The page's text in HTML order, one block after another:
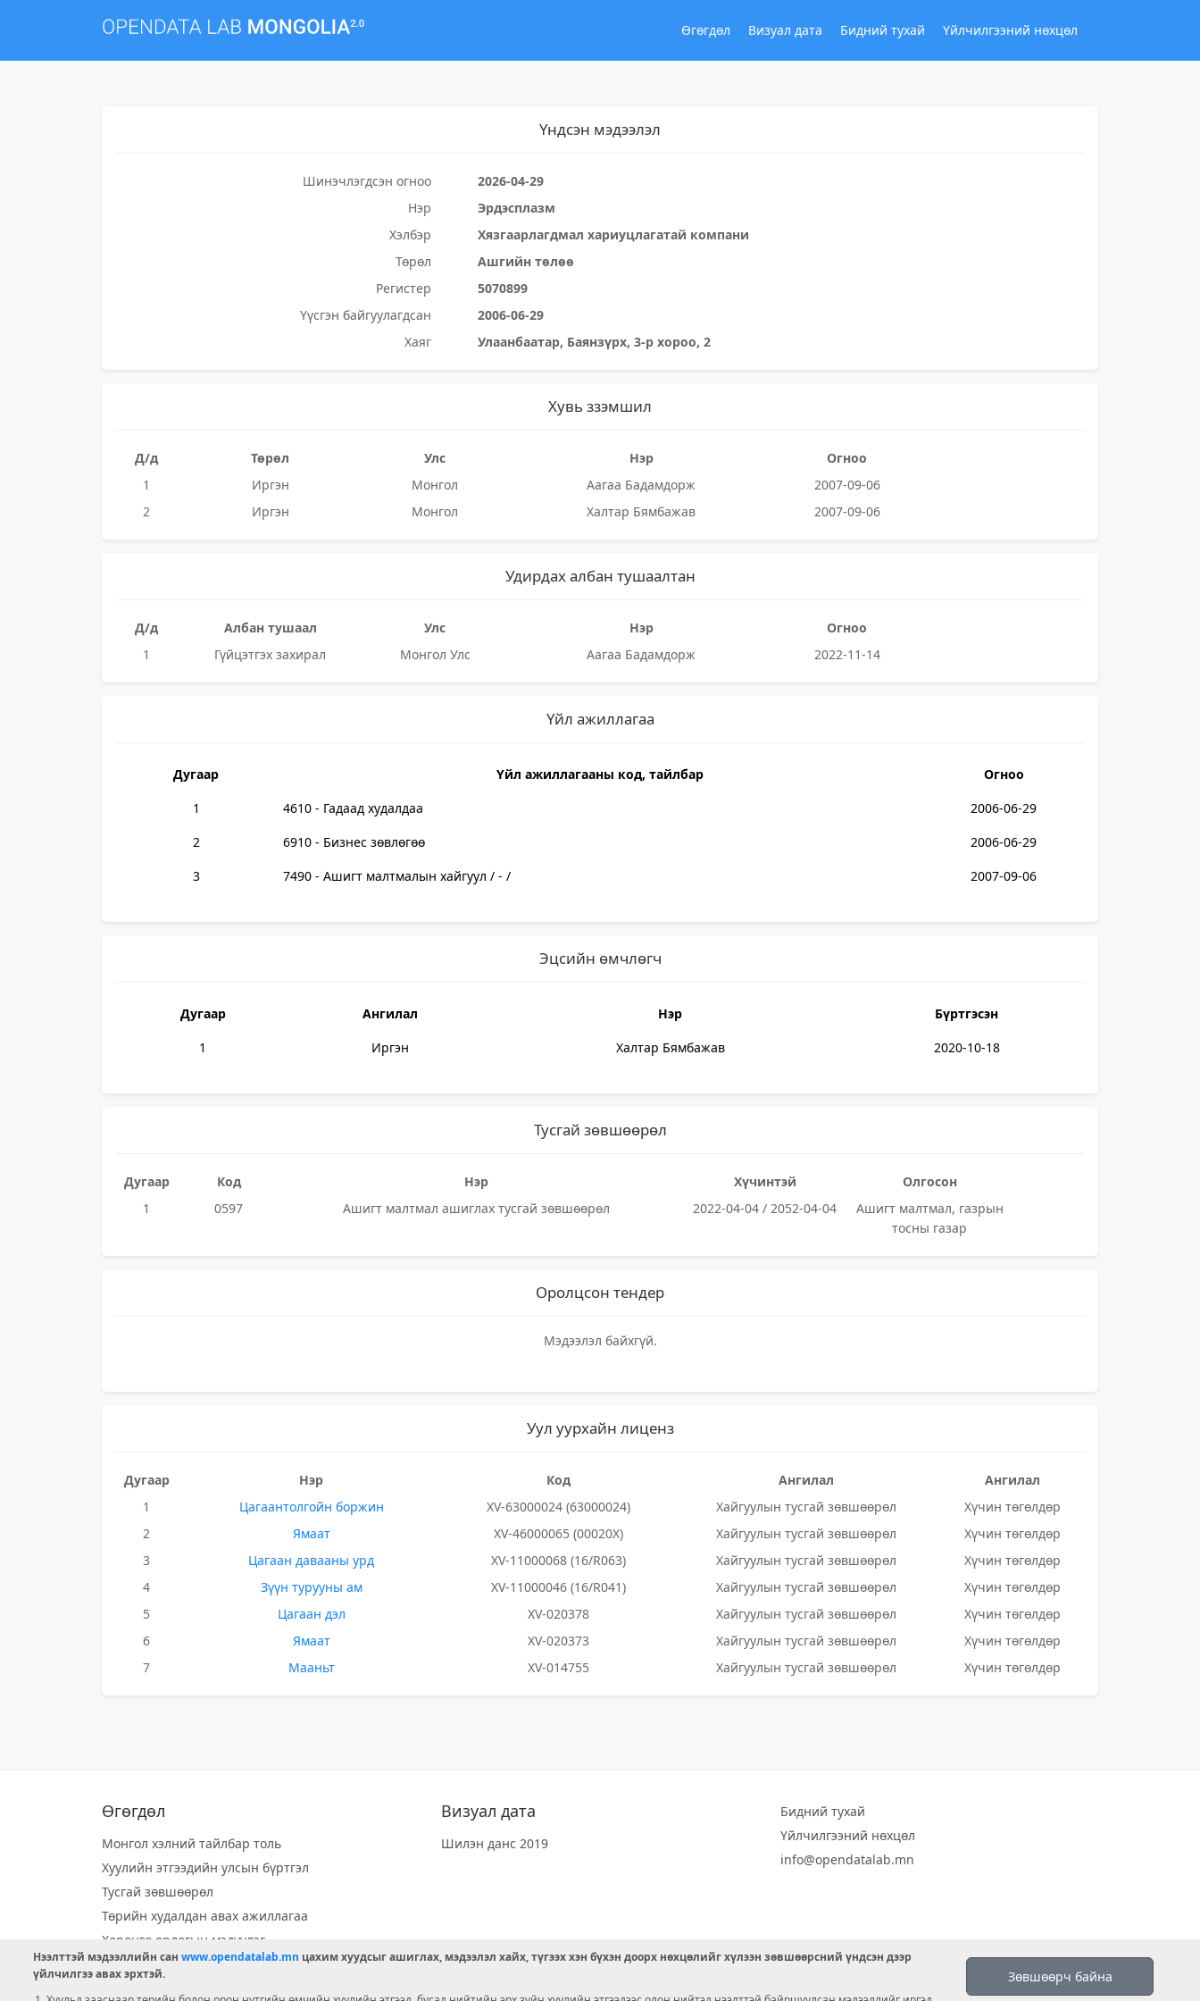
Өгөгдөл Визуал дата Бидний тухай Үйлчилгээний нөхцөл
Үндсэн мэдээлэл
Шинэчлэгдсэн огноо
2026-04-29
Нэр
Эрдэсплазм
Хэлбэр
Хязгаарлагдмал хариуцлагатай компани
Төрөл
Ашгийн төлөө
Регистер
5070899
Үүсгэн байгуулагдсан
2006-06-29
Хаяг
Улаанбаатар, Баянзүрх, 3-р хороо, 2
Хувь ззэмшил
Д/д Төрөл Улс Нэр
Огноо
1
Иргэн Монгол Аагаа Бадамдорж
2007-09-06
2
Иргэн Монгол Халтар Бямбажав 2007-09-06
Удирдах албан тушаалтан
Д/д Албан тушаал Улс Нэр
Огноо
1
Гүйцэтгэх захирал Монгол Улс Аагаа Бадамдорж 2022-11-14
Үйл ажиллагаа
Дугаар Үйл ажиллагааны код, тайлбар
Огноо
1
4610 - Гадаад худалдаа
2006-06-29
2
6910 - Бизнес зөвлөгөө
2006-06-29
3
7490 - Ашигт малтмалын хайгуул / - / 2007-09-06
Эцсийн өмчлөгч
Дугаар Ангилал Нэр
Бүртгэсэн
1
Иргэн Халтар Бямбажав 2020-10-18
Тусгай зөвшөөрөл
Дугаар Код Нэр Хүчинтэй
Олгосон
1
0597 Ашигт малтмал ашиглах тусгай зөвшөөрөл 2022-04-04 / 2052-04-04
Ашигт малтмал, газрын
тосны газар
Оролцсон тендер
Мэдээлэл байхгүй.
Уул уурхайн лиценз
Дугаар Нэр Код Ангилал
Ангилал
1
Цагаантолгойн боржин XV-63000024 (63000024) Хайгуулын тусгай зөвшөөрөл
Хүчин төгөлдөр
2
Ямаат XV-46000065 (00020X) Хайгуулын тусгай зөвшөөрөл
Хүчин төгөлдөр
3
Цагаан давааны урд XV-11000068 (16/R063) Хайгуулын тусгай зөвшөөрөл
Хүчин төгөлдөр
4
Зүүн турууны ам XV-11000046 (16/R041) Хайгуулын тусгай зөвшөөрөл
Хүчин төгөлдөр
5
Цагаан дэл XV-020378 Хайгуулын тусгай зөвшөөрөл
Хүчин төгөлдөр
6
Ямаат XV-020373 Хайгуулын тусгай зөвшөөрөл
Хүчин төгөлдөр
7
Мааньт XV-014755 Хайгуулын тусгай зөвшөөрөл Хүчин төгөлдөр
Өгөгдөл
Монгол хэлний тайлбар толь
Хуулийн этгээдийн улсын бүртгэл
Тусгай зөвшөөрөл
Төрийн худалдан авах ажиллагаа
Хөрөнгө орлогын мэдүүлэг
Орон нутгийн хөгжлийн сан
Визуал дата
Шилэн данс 2019
Бидний тухай
Үйлчилгээний нөхцөл
info@opendatalab.mn
Зөвшөөрч байна
Нээлттэй мэдээллийн сан www.opendatalab.mn цахим хуудсыг ашиглах, мэдээлэл хайх, түгээх хэн бүхэн доорх нөхцөлийг хүлээн зөвшөөрсний үндсэн дээр
үйлчилгээ авах эрхтэй.